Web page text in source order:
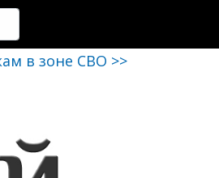
в зоне СВО >>